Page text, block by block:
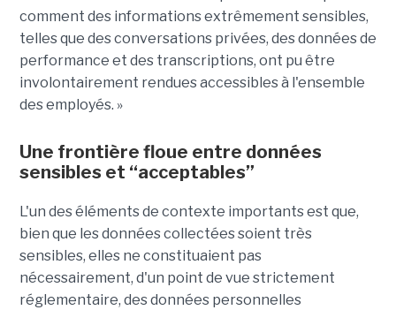
comment des informations extrêmement sensibles,
telles que des conversations privées, des données de
performance et des transcriptions, ont pu être
involontairement rendues accessibles à l'ensemble
des employés. »
Une frontière floue entre données
sensibles et “acceptables”
L'un des éléments de contexte importants est que,
bien que les données collectées soient très
sensibles, elles ne constituaient pas
nécessairement, d'un point de vue strictement
réglementaire, des données personnelles